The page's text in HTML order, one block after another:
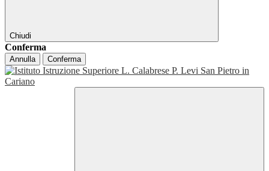
Chiudi
Conferma
Annulla Conferma